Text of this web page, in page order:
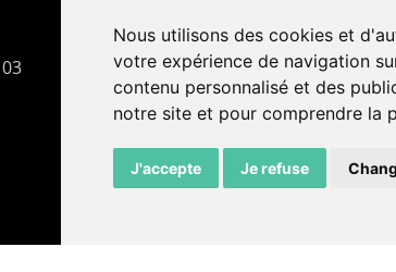
Nous utilisons des cookies et
votre expérience de navigation
contenu personnalisé et des
notre site et pour comprendre la
J'accepte Je refuse